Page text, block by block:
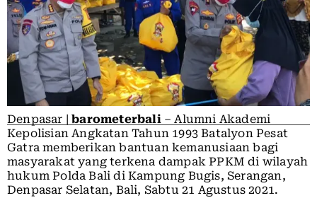
Denpasar |barometerbali– Alumni Akademi
Kepolisian Angkatan Tahun 1993 Batalyon Pesat
Gatra memberikan bantuan kemanusiaan bagi
masyarakat yang terkena dampak PPKM di wilayah
hukum Polda Bali di Kampung Bugis, Serangan,
Denpasar Selatan, Bali, Sabtu 21 Agustus 2021.